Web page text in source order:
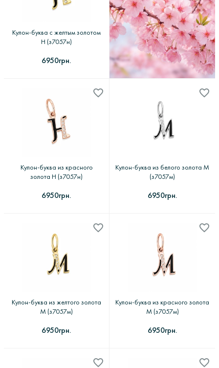
Кулон-буква с желтым золотом
Н (з7057н)
6950грн.
Кулон-буква из красного
золота Н (з7057н)
6950грн.
Кулон-буква из белого золота М
(з7057м)
6950грн.
Кулон-буква из желтого золота
М (з7057м)
6950грн.
Кулон-буква из красного золота
М (з7057м)
6950грн.